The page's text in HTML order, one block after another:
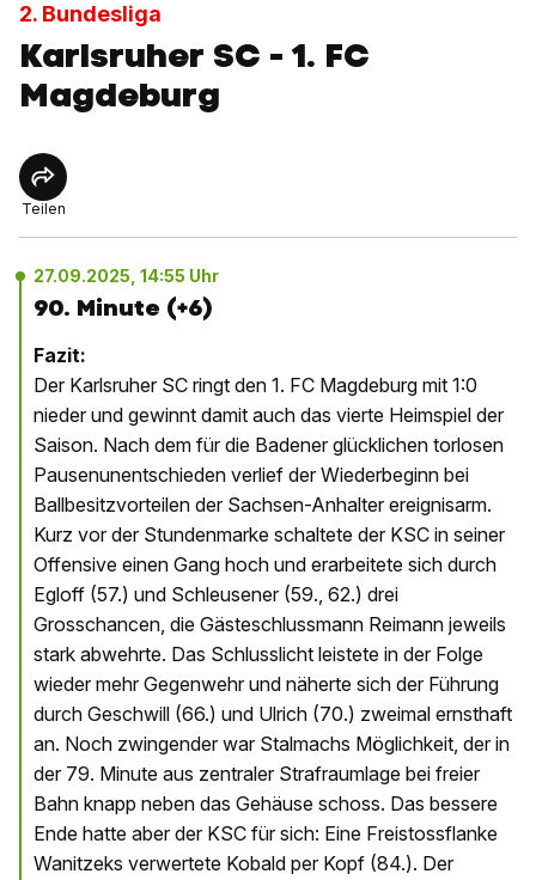
2. Bundesliga
Karlsruher SC - 1. FC
Magdeburg
Teilen
27.09.2025, 14:55 Uhr
90. Minute (+6)
Fazit:
Der Karlsruher SC ringt den 1. FC Magdeburg mit 1:0
nieder und gewinnt damit auch das vierte Heimspiel der
Saison. Nach dem für die Badener glücklichen torlosen
Pausenunentschieden verlief der Wiederbeginn bei
Ballbesitzvorteilen der Sachsen-Anhalter ereignisarm.
Kurz vor der Stundenmarke schaltete der KSC in seiner
Offensive einen Gang hoch und erarbeitete sich durch
Egloff (57.) und Schleusener (59., 62.) drei
Grosschancen, die Gästeschlussmann Reimann jeweils
stark abwehrte. Das Schlusslicht leistete in der Folge
wieder mehr Gegenwehr und näherte sich der Führung
durch Geschwill (66.) und Ulrich (70.) zweimal ernsthaft
an. Noch zwingender war Stalmachs Möglichkeit, der in
der 79. Minute aus zentraler Strafraumlage bei freier
Bahn knapp neben das Gehäuse schoss. Das bessere
Ende hatte aber der KSC für sich: Eine Freistossflanke
Wanitzeks verwertete Kobald per Kopf (84.). Der